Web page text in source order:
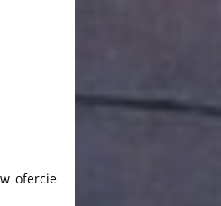
ofercie